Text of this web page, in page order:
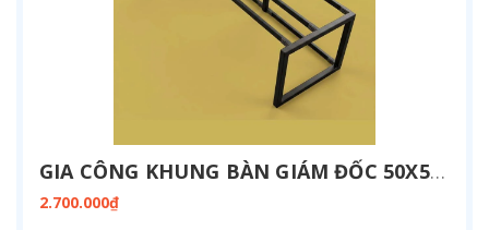
GIA CÔNG KHUNG BÀN GIÁM ĐỐC 50X50 KT 900X2400 SP3122
2.700.000₫